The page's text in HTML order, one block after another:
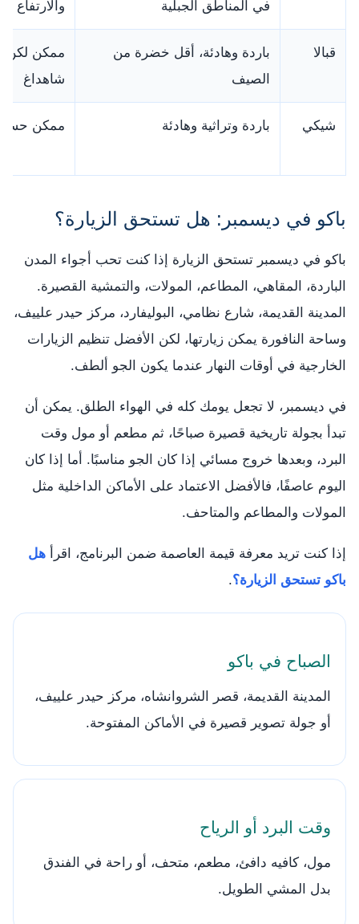
في المناطق الجبلية
والارتفاع
قبالا
باردة وهادئة، أقل خضرة من
الصيف
ممكن لكن
شاهداغ
شيكي باردة وتراثية وهادئة ممكن
باكو في ديسمبر: هل تستحق الزيارة؟
باكو في ديسمبر تستحق الزيارة إذا كنت تحب أجواء المدن
الباردة، المقاهي، المطاعم، المولات، والتمشية القصيرة.
المدينة القديمة، شارع نظامي، البوليفارد، مركز حيدر علييف،
وساحة النافورة يمكن زيارتها، لكن الأفضل تنظيم الزيارات
الخارجية في أوقات النهار عندما يكون الجو ألطف.
في ديسمبر، لا تجعل يومك كله في الهواء الطلق. يمكن أن
تبدأ بجولة تاريخية قصيرة صباحًا، ثم مطعم أو مول وقت
البرد، وبعدها خروج مسائي إذا كان الجو مناسبًا. أما إذا كان
اليوم عاصفًا، فالأفضل الاعتماد على الأماكن الداخلية مثل
المولات والمطاعم والمتاحف.
إذا كنت تريد معرفة قيمة العاصمة ضمن البرنامج، اقرأ هل
باكو تستحق الزيارة؟.
الصباح في باكو
المدينة القديمة، قصر الشروانشاه، مركز حيدر علييف،
أو جولة تصوير قصيرة في الأماكن المفتوحة.
وقت البرد أو الرياح
مول، كافيه دافئ، مطعم، متحف، أو راحة في الفندق
بدل المشي الطويل.